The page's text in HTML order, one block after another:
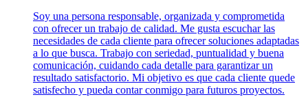
Soy una persona responsable, organizada y comprometida
con ofrecer un trabajo de calidad. Me gusta escuchar las
necesidades de cada cliente para ofrecer soluciones adaptadas
a lo que busca. Trabajo con seriedad, puntualidad y buena
comunicación, cuidando cada detalle para garantizar un
resultado satisfactorio. Mi objetivo es que cada cliente quede
satisfecho y pueda contar conmigo para futuros proyectos.